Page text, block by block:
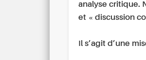
analyse critique.
et « discussion
Il s’agit d’une